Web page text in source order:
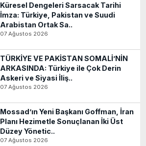
Küresel Dengeleri Sarsacak Tarihi
İmza: Türkiye, Pakistan ve Suudi
Arabistan Ortak Sa..
07 Ağustos 2026
TÜRKİYE VE PAKİSTAN SOMALİ’NİN
ARKASINDA: Türkiye ile Çok Derin
Askeri ve Siyasi İliş..
07 Ağustos 2026
Mossad’ın Yeni Başkanı Goffman, İran
Planı Hezimetle Sonuçlanan İki Üst
Düzey Yönetic..
07 Ağustos 2026